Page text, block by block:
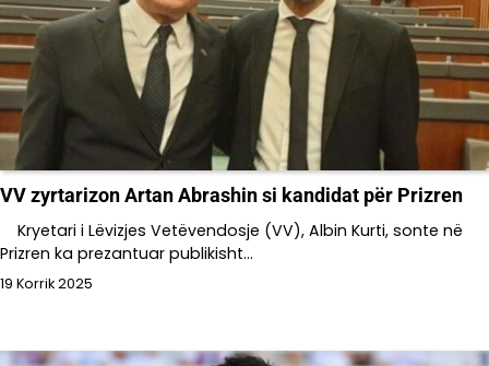
VV zyrtarizon Artan Abrashin si kandidat për Prizren
Kryetari i Lëvizjes Vetëvendosje (VV), Albin Kurti, sonte në
Prizren ka prezantuar publikisht…
19 Korrik 2025